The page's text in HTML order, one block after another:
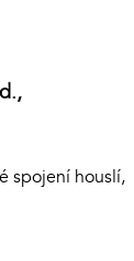
spojení houslí,